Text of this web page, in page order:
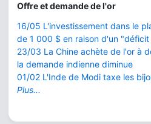
Offre et demande de l'or
16/05 L'investissement dans le
de 1 000 $ en raison d'un "déficit
23/03 La Chine achète de l'or à
la demande indienne diminue
01/02 L'Inde de Modi taxe les
Plus...